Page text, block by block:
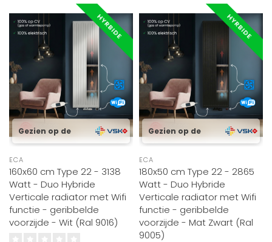
HYRBIDE
Gezien op de
ECA
160x60 cm Type 22 - 3138
Watt - Duo Hybride
Verticale radiator met Wifi
functie - geribbelde
voorzijde - Wit (Ral 9016)
HYRBIDE
Gezien op de
ECA
180x50 cm Type 22 - 2865
Watt - Duo Hybride
Verticale radiator met Wifi
functie - geribbelde
voorzijde - Mat Zwart (Ral
9005)